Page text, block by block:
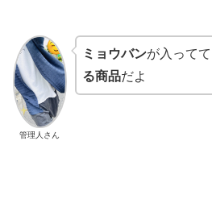
管理人さん
ミョウバンが入ってて
る商品だよ